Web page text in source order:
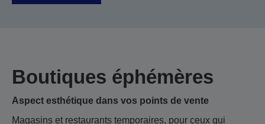
Boutiques éphémères
Aspect esthétique dans vos points de vente
Magasins et restaurants temporaires, pour ceux qui